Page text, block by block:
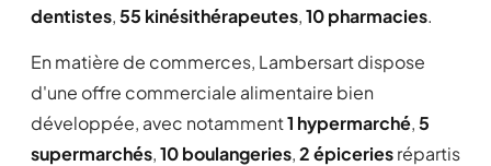
dentistes,55 kinésithérapeutes,10 pharmacies.
En matière de commerces, Lambersart dispose
d'une offre commerciale alimentaire bien
développée, avec notamment1 hypermarché,5
supermarchés,10 boulangeries,2 épiceriesrépartis